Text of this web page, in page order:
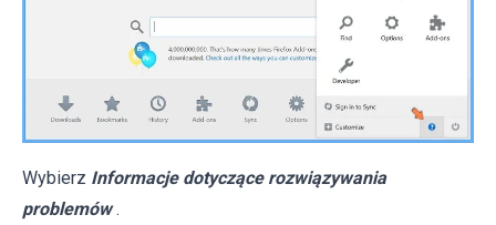
Wybierz Informacje dotyczące rozwiązywania
problemów .